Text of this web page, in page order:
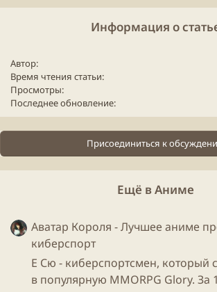
северную часть континента, и в
пытается вторгнуться на юг через
севере страны под названием
для которых этот мир родной,
свести вместе как можно больше
Скитальцев, чтобы спасти свой мир
Эндов.
Информация о
Автор
Время чтения статьи
Просмотры
Последнее обновление
Присоединиться к
Ещё в Аниме
Аватар Короля - Лучшее аниме
киберспорт
Е Сю - киберспортсмен, который с
в популярную MMORPG Glory. За